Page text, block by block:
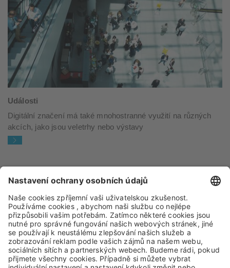
Události
Digitální značení má také mnohostranné využití na různých
akcích, jako jsou veletrhy nebo výstavy